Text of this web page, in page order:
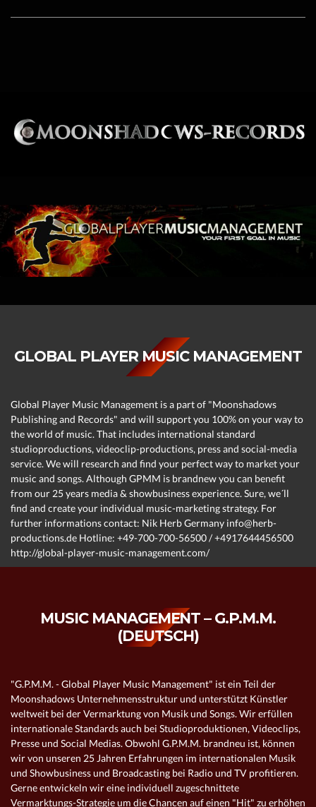
GLOBAL PLAYER MUSIC MANAGEMENT
Global Player Music Management is a part of "Moonshadows
Publishing and Records" and will support you 100% on your way to
the world of music. That includes international standard
studioproductions, videoclip-productions, press and social-media
service. We will research and find your perfect way to market your
music and songs. Although GPMM is brandnew you can benefit
from our 25 years media & showbusiness experience. Sure, we´ll
find and create your individual music-marketing strategy. For
further informations contact: Nik Herb Germany info@herb-
productions.de Hotline: +49-700-700-56500 / +4917644456500
http://global-player-music-management.com/
MUSIC MANAGEMENT – G.P.M.M.
(DEUTSCH)
"G.P.M.M. - Global Player Music Management" ist ein Teil der
Moonshadows Unternehmensstruktur und unterstützt Künstler
weltweit bei der Vermarktung von Musik und Songs. Wir erfüllen
internationale Standards auch bei Studioproduktionen, Videoclips,
Presse und Social Medias. Obwohl G.P.M.M. brandneu ist, können
wir von unseren 25 Jahren Erfahrungen im internationalen Musik
und Showbusiness und Broadcasting bei Radio und TV profitieren.
Gerne entwickeln wir eine individuell zugeschnittete
Vermarktungs-Strategie um die Chancen auf einen "Hit" zu erhöhen